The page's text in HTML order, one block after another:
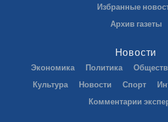
Избранные
Архив газеты
Новости
Экономика Политика
Культура
Новости Спорт
Комментарии